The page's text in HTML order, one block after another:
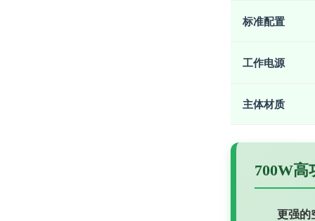
标准配置
工作电源
主体材质
700W高
更强的